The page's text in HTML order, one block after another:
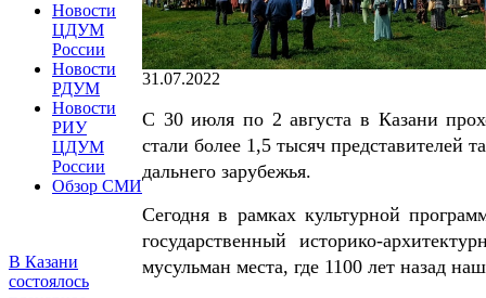
Новости
ЦДУМ
России
Новости
РДУМ
Новости
РИУ
ЦДУМ
России
Обзор СМИ
В Казани
состоялось
31.07.2022
С 30 июля по 2 августа в Казани
стали более 1,5 тысяч представителей
дальнего зарубежья.
Сегодня в рамках культурной
государственный историко-
мусульман места, где 1100 лет назад